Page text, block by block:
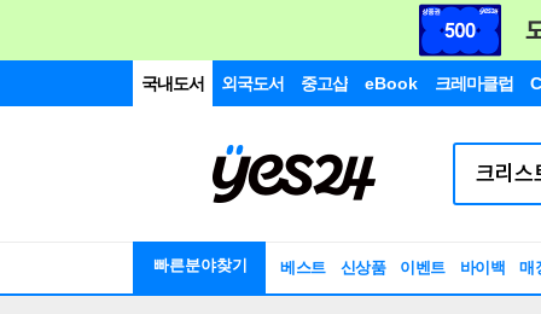
국내도서 외국도서 중고샵 eBook 크레마클럽
빠른분야찾기 베스트 신상품 이벤트 바이백 매